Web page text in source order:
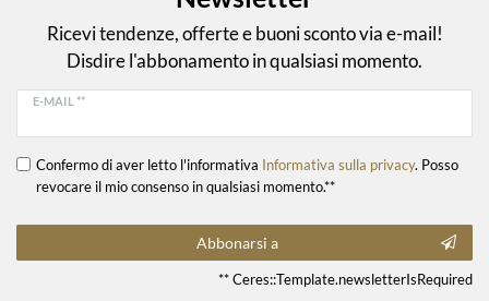
Ricevi tendenze, offerte e buoni sconto via e-mail!
Disdire l'abbonamento in qualsiasi momento.
E-MAIL **
Confermo di aver letto l'informativa Informativa sulla privacy. Posso
revocare il mio consenso in qualsiasi momento.**
Abbonarsi a
** Ceres::Template.newsletterIsRequired